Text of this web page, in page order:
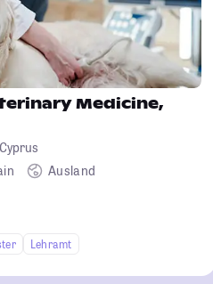
Medicine,
Ausland
Lehramt